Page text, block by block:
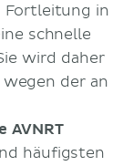
Fortleitung in
schnelle
wird daher
der an
AVNRT
häufigsten